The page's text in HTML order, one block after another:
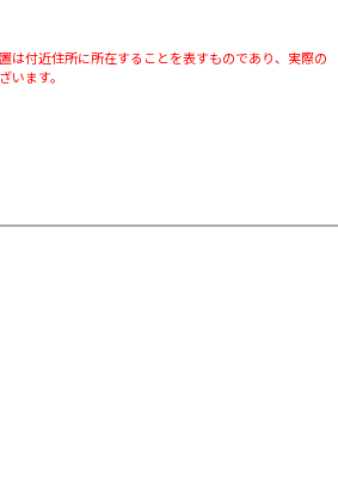
は付近住所に所在することを表すものであり、実際の
います。